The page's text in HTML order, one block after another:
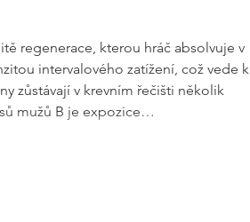
regenerace, kterou hráč absolvuje v
intervalového zatížení, což vede k
zůstávají v krevním řečišti několik
mužů B je expozice…